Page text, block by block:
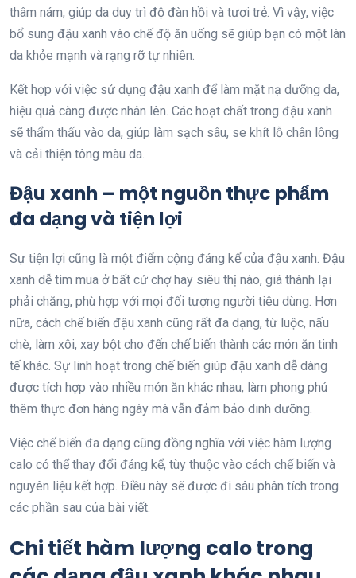
thâm nám, giúp da duy trì độ đàn hồi và tươi trẻ. Vì vậy, việc
bổ sung đậu xanh vào chế độ ăn uống sẽ giúp bạn có một làn
da khỏe mạnh và rạng rỡ tự nhiên.
Kết hợp với việc sử dụng đậu xanh để làm mặt nạ dưỡng da,
hiệu quả càng được nhân lên. Các hoạt chất trong đậu xanh
sẽ thẩm thấu vào da, giúp làm sạch sâu, se khít lỗ chân lông
và cải thiện tông màu da.
Đậu xanh – một nguồn thực phẩm
đa dạng và tiện lợi
Sự tiện lợi cũng là một điểm cộng đáng kể của đậu xanh. Đậu
xanh dễ tìm mua ở bất cứ chợ hay siêu thị nào, giá thành lại
phải chăng, phù hợp với mọi đối tượng người tiêu dùng. Hơn
nữa, cách chế biến đậu xanh cũng rất đa dạng, từ luộc, nấu
chè, làm xôi, xay bột cho đến chế biến thành các món ăn tinh
tế khác. Sự linh hoạt trong chế biến giúp đậu xanh dễ dàng
được tích hợp vào nhiều món ăn khác nhau, làm phong phú
thêm thực đơn hàng ngày mà vẫn đảm bảo dinh dưỡng.
Việc chế biến đa dạng cũng đồng nghĩa với việc hàm lượng
calo có thể thay đổi đáng kể, tùy thuộc vào cách chế biến và
nguyên liệu kết hợp. Điều này sẽ được đi sâu phân tích trong
các phần sau của bài viết.
Chi tiết hàm lượng calo trong